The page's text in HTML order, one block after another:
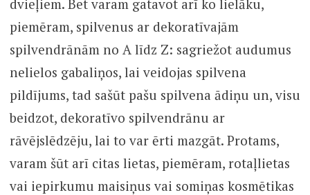
dvieļiem. Bet varam gatavot arī ko lielāku,
piemēram, spilvenus ar dekoratīvajām
spilvendrānām no A līdz Z: sagriežot audumus
nelielos gabaliņos, lai veidojas spilvena
pildījums, tad sašūt pašu spilvena ādiņu un, visu
beidzot, dekoratīvo spilvendrānu ar
rāvējslēdzēju, lai to var ērti mazgāt. Protams,
varam šūt arī citas lietas, piemēram, rotaļlietas
vai iepirkumu maisiņus vai somiņas kosmētikas